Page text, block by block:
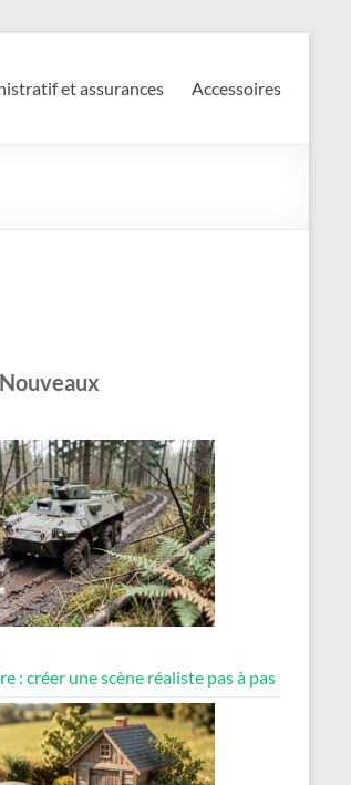
et assurances Accessoires
Nouveaux
: créer une scène réaliste pas à pas